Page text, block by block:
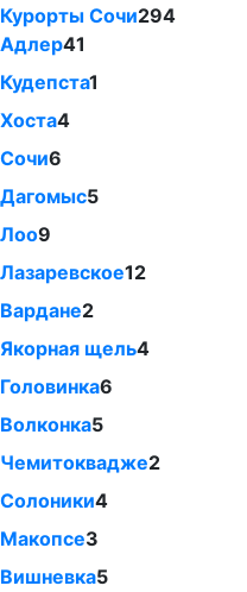
Курорты Сочи294
Адлер41
Кудепста1
Хоста4
Сочи6
Дагомыс5
Лоо9
Лазаревское12
Вардане2
Якорная щель4
Головинка6
Волконка5
Чемитоквадже2
Солоники4
Макопсе3
Вишневка5